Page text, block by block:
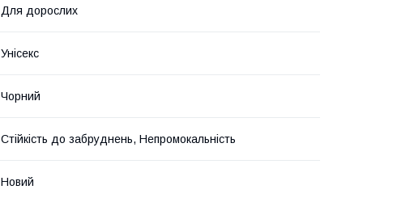
Для дорослих
Унісекс
Чорний
Стійкість до забруднень, Непромокальність
Новий